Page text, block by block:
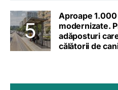
Aproape
modernizate.
adăposturi
călătorii de